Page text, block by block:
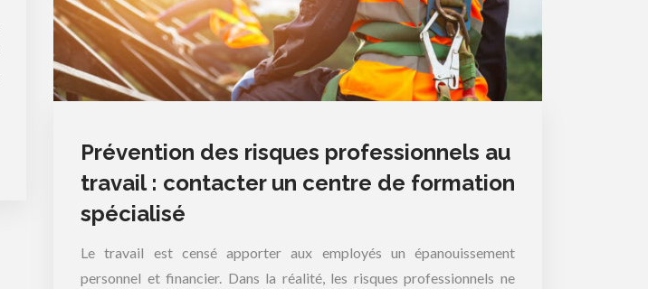
Prévention des risques professionnels au
travail : contacter un centre de formation
spécialisé
Le travail est censé apporter aux employés un épanouissement
personnel et financier. Dans la réalité, les risques professionnels ne